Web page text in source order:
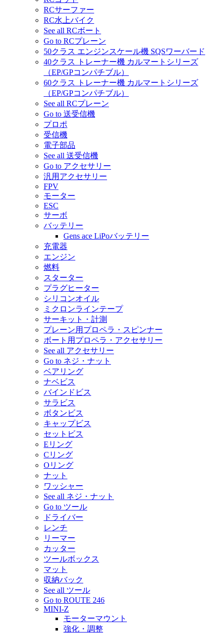
RCサーファー
RC水上バイク
See all RCボート
Go to RCプレーン
50クラス エンジンスケール機 SQSワーバード
40クラス トレーナー機 カルマートシリーズ
（EP/GPコンパチブル）
60クラス トレーナー機 カルマートシリーズ
（EP/GPコンパチブル）
See all RCプレーン
Go to 送受信機
プロポ
受信機
電子部品
See all 送受信機
Go to アクセサリー
汎用アクセサリー
FPV
モーター
ESC
サーボ
バッテリー
Gens ace LiPoバッテリー
充電器
エンジン
燃料
スターター
プラグヒーター
シリコンオイル
ミクロンラインテープ
サーキット・計測
プレーン用プロペラ・スピンナー
ボート用プロペラ・アクセサリー
See all アクセサリー
Go to ネジ・ナット
ベアリング
ナベビス
バインドビス
サラビス
ボタンビス
キャップビス
セットビス
Eリング
Cリング
Oリング
ナット
ワッシャー
See all ネジ・ナット
Go to ツール
ドライバー
レンチ
リーマー
カッター
ツールボックス
マット
収納バック
See all ツール
Go to ROUTE 246
MINI-Z
モーターマウント
強化・調整